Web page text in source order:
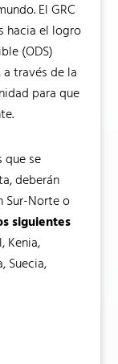
El GRC
hacia el logro
(ODS)
través de la
para que
se
deberán
Sur-Norte o
siguientes
Kenia,
Suecia,